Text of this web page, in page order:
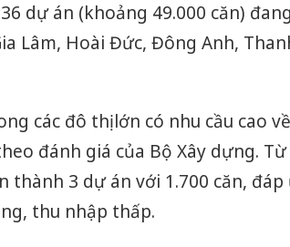
dự án (khoảng 49.000 căn)
Lâm, Hoài Đức, Đông Anh,
các đô thị lớn có nhu cầu cao
đánh giá của Bộ Xây dựng.
thành 3 dự án với 1.700 căn, đáp
thu nhập thấp.